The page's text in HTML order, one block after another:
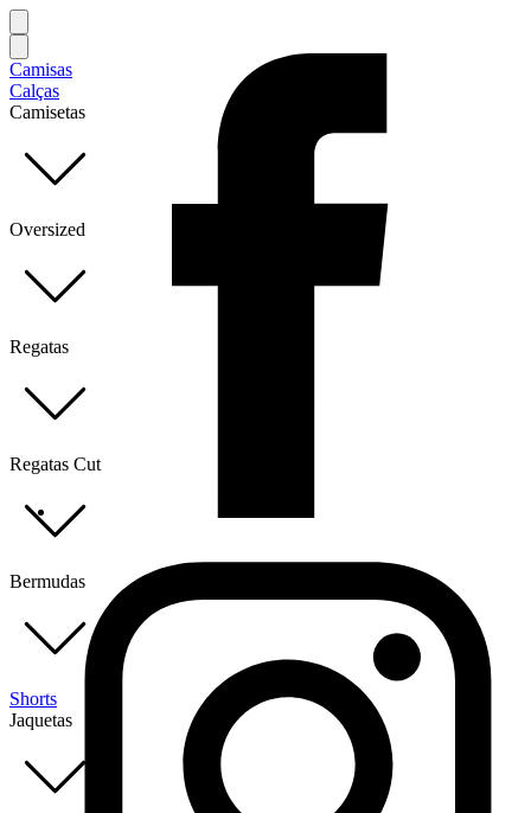
Camisas
Calças
Camisetas
Oversized
Regatas
Regatas Cut
Bermudas
Shorts
Jaquetas